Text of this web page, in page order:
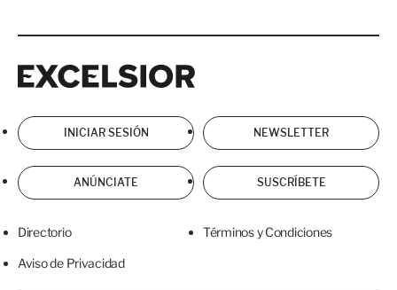
INICIAR SESIÓN NEWSLETTER
ANÚNCIATE SUSCRÍBETE
Directorio Términos y Condiciones
Aviso de Privacidad